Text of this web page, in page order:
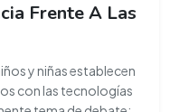
Frente A Las
y niñas establecen
con las tecnologías